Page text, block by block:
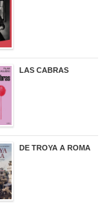
LAS CABRAS
DE TROYA A ROMA